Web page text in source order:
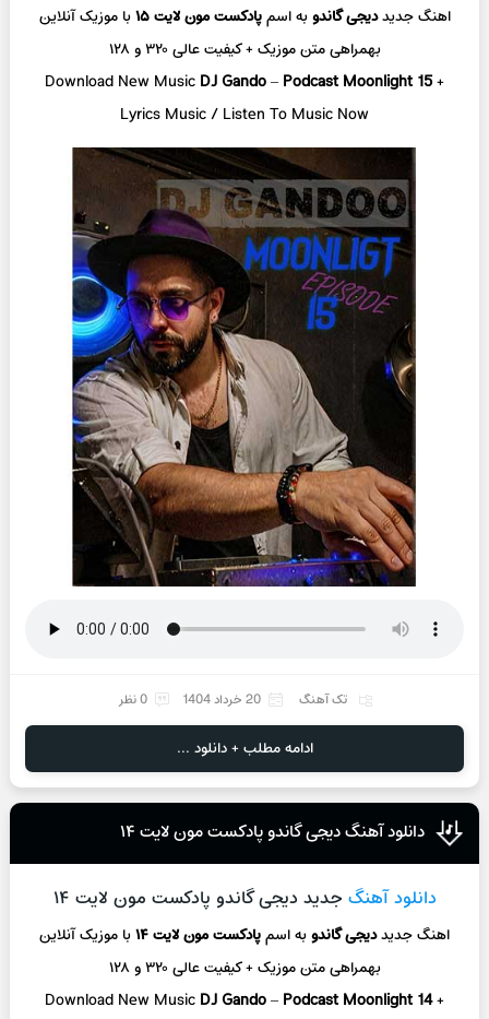
اهنگ جدیددیجی گاندوبه اسمپادکست مون لایت ۱۵
با موزیک آنلاین
بهمراهی متن موزیک + کیفیت عالی ۳۲۰ و ۱۲۸
Download New Music DJ Gando– Podcast Moonlight 15+
Lyrics Music / Listen To Music Now
تک آهنگ 20 خرداد 1404 0 نظر
ادامه مطلب + دانلود ...
دانلود آهنگ دیجی گاندو پادکست مون لایت ۱۴
دانلود آهنگ جدید دیجی گاندو پادکست مون لایت ۱۴
اهنگ جدیددیجی گاندوبه اسمپادکست مون لایت ۱۴
با موزیک آنلاین
بهمراهی متن موزیک + کیفیت عالی ۳۲۰ و ۱۲۸
Download New Music DJ Gando– Podcast Moonlight 14+